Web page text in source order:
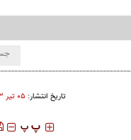
تاریخ انتشار: ۰۵ تير ۱۴۰۳ - ۱۱:۳۵
‍‍‍ پ پ